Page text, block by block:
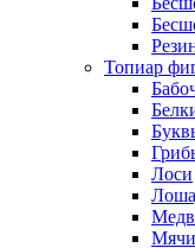
Топиар
Лоси
Мячи